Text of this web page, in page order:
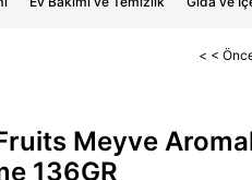
< <
Meyve
136GR